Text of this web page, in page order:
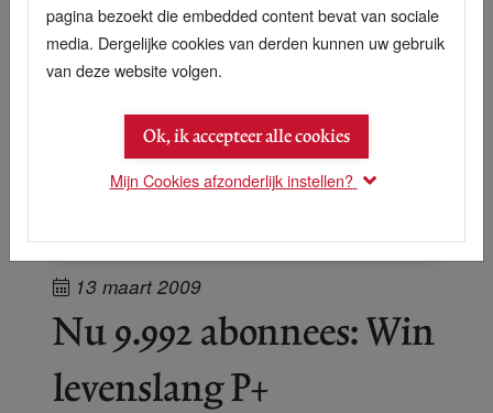
13 maart 2009
Nu 9.992 abonnees: Win
levenslang P+
pagina bezoekt die embedded content bevat van sociale
media. Dergelijke cookies van derden kunnen uw gebruik
van deze website volgen.
Ok, ik accepteer alle cookies
Mijn Cookies afzonderlijk instellen?